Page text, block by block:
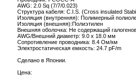
AWG: 2.0 Sq (7/7/0.023)
Структура кабеля: C.I.S. (Cross insulated
Изоляция (внутренняя): Полимерный
Изоляция (внешняя):Полиэтилен
Внешняя оболочка: Не содержащий
AWG/Внешний диаметр: 9.0 х 18.0 мм
Сопротивление проводника: 8.4 Ом/км
Электростатическая емкость: 24.7 pF/m
Сделано в Японии.
Цена: